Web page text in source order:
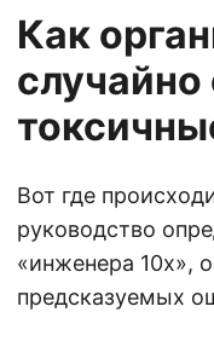
Как
Вот где
руководство
«инженера 10х»,
предсказуемых